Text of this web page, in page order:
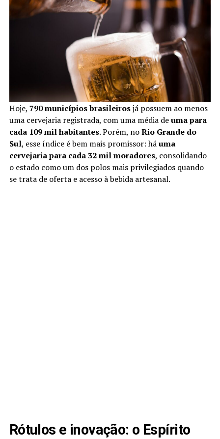
Hoje, 790 municípios brasileirosjá possuem ao menos
uma cervejaria registrada, com uma média deuma para
cada 109 mil habitantes. Porém, noRio Grande do
Sul, esse índice é bem mais promissor: háuma
cervejaria para cada 32 mil moradores, consolidando
o estado como um dos polos mais privilegiados quando
se trata de oferta e acesso à bebida artesanal.
Rótulos e inovação: o Espírito